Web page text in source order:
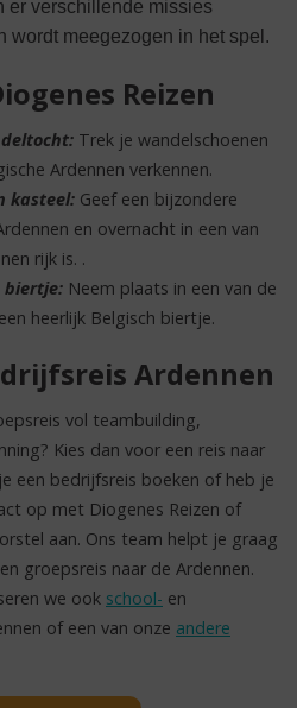
er verschillende missies
wordt meegezogen in het spel.
Reizen
Trek je wandelschoenen
Ardennen verkennen.
kasteel: Geef een bijzondere
en overnacht in een van
rijk is. .
biertje: Neem plaats in een van de
heerlijk Belgisch biertje.
Ardennen
vol teambuilding,
Kies dan voor een reis naar
een bedrijfsreis boeken of heb je
op met Diogenes Reizen of
aan. Ons team helpt je graag
groepsreis naar de Ardennen.
we ook school- en
of een van onze andere